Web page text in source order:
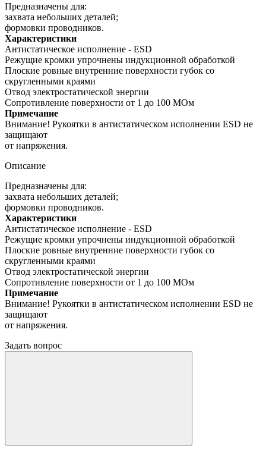
Предназначены для:
захвата небольших деталей;
формовки проводников.
Характеристики
Антистатическое исполнение - ESD
Режущие кромки упрочнены индукционной обработкой
Плоские ровные внутренние поверхности губок со
скругленными краями
Отвод электростатической энергии
Сопротивление поверхности от 1 до 100 МОм
Примечание
Внимание! Рукоятки в антистатическом исполнении ESD не
защищают
от напряжения.
Описание
Предназначены для:
захвата небольших деталей;
формовки проводников.
Характеристики
Антистатическое исполнение - ESD
Режущие кромки упрочнены индукционной обработкой
Плоские ровные внутренние поверхности губок со
скругленными краями
Отвод электростатической энергии
Сопротивление поверхности от 1 до 100 МОм
Примечание
Внимание! Рукоятки в антистатическом исполнении ESD не
защищают
от напряжения.
Задать вопрос